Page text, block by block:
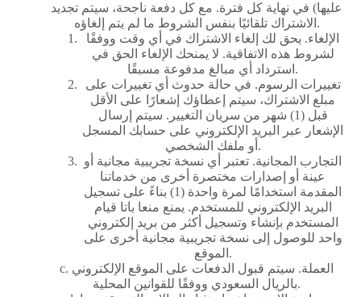
عليها) في نهاية كل فترة. مع كل دفعة ناجحة، سيتم تجديد
الاشتراك تلقائيًا بنفس الشروط ما لم يتم إلغاؤه.
الإلغاء. يحق لك إلغاء الاشتراك في أي وقت ووفقًا
لشروط هذه الاتفاقية. لا يمنحك الإلغاء الحق في
استرداد أي مبالغ مدفوعة مسبقًا.
تغييرات الرسوم. في حالة حدوث أي تغييرات على
مبلغ الاشتراك، سيتم إعطاؤك إشعارًا على الأقل
قبل (1) شهر من سريان التغيير. سيتم إرسال
الإشعار عبر البريد الإلكتروني على حسابك المسجل
أو ملفك الشخصي.
التجارب المجانية. تعتبر أي نسخة تجريبية مجانية أو
عينة أو إصدارات مختصرة أخرى من خدماتنا
المقدمة استخدامًا لمرة واحدة (1) بناءً على تسجيل
البريد الإلكتروني للمستخدم. يمنع منعا باتا قيام
المستخدم بإنشاء وتسجيل أكثر من بريد إلكتروني
واحد للوصول إلى نسخة تجريبية مجانية أخرى على
الموقع.
c. العملة. سيتم قبول الدفعات على الموقع الإلكتروني
بالريال السعودي ووفقًا للقوانين المحلية.